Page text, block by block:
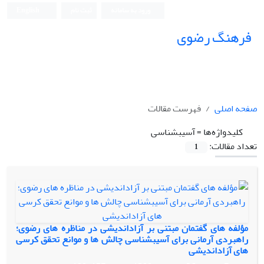
فرهنگ رضوی
صفحه اصلی
فهرست مقالات
کلیدواژه‌ها =آسیب‎شناسی
تعداد مقالات:
1
مؤلفه های گفتمان مبتنی بر آزاداندیشی در مناظره های رضوی؛
راهبردی آرمانی برای آسیب‎شناسی چالش ها و موانع تحقق کرسی
های آزاداندیشی